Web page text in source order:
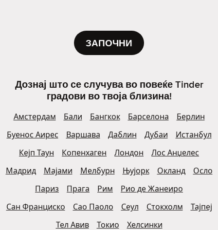
ЗАПОЧНИ
Дознај што се случува во повеќе Tinder
градови во твоја близина!
Амстердам Бали Бангкок Барселона
Берлин
Буенос Аирес
Варшава Даблин Дубаи
Истанбул
Кејп Таун
Копенхаген Лондон
Лос Анџелес
Мадрид
Мајами Мелбурн Њујорк Окланд
Осло
Париз
Прага Рим
Рио де Жанеиро
Сан Франциско
Сао Паоло Сеул Стокхолм
Тајпеј
Тел Авив
Токио Хелсинки